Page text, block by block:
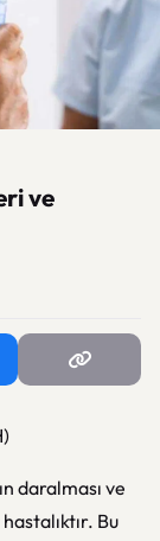
ve
daralması ve
Bu